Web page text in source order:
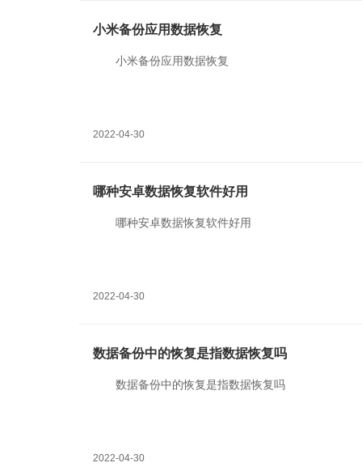
小米备份应用数据恢复
小米备份应用数据恢复
2022-04-30
哪种安卓数据恢复软件好用
哪种安卓数据恢复软件好用
2022-04-30
数据备份中的恢复是指数据恢复吗
数据备份中的恢复是指数据恢复吗
2022-04-30